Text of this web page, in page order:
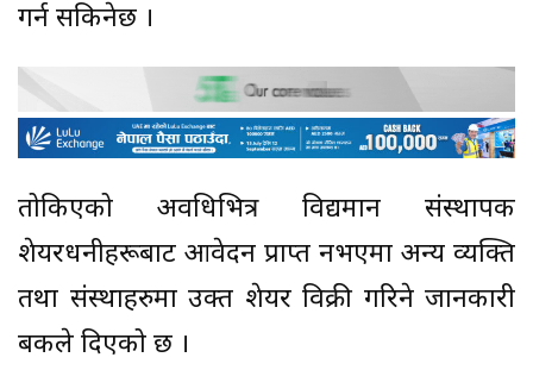
गर्न सकिनेछ ।
तोकिएको अवधिभित्र विद्यमान संस्थापक
शेयरधनीहरूबाट आवेदन प्राप्त नभएमा अन्य व्यक्ति
तथा संस्थाहरुमा उक्त शेयर विक्री गरिने जानकारी
बैंकले दिएको छ ।